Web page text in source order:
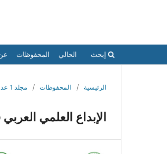
الحالي المحفوظات إبحث
الرئيسية / المحفوظات / مجلد 1 عدد 01 (2024)
الإبداع العلمي العربي